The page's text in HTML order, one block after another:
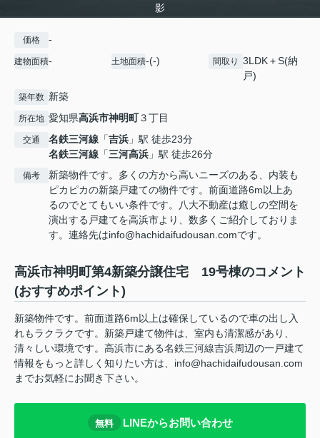
影
価格 -
建物面積- 土地面積-(-) 間取り
3LDK＋S(納
戸)
築年数 新築
所在地 愛知県高浜市神明町３丁目
交通 名鉄三河線 「吉浜 」駅 徒歩23分
名鉄三河線 「三河高浜 」駅 徒歩26分
備考
新築物件です。多くの方から高いニーズのある、内装も
ピカピカの新築戸建ての物件です。前面道路6m以上あ
るのでとてもいい条件です。八大不動産は癒しの空間を
演出する戸建てを高浜市より、数多くご紹介しておりま
す。連絡先はinfo@hachidaifudousan.comです。
高浜市神明町第4新築分譲住宅 19号棟のコメント
(おすすめポイント)
新築物件です。前面道路6m以上は確保しているので車の出し入
れもラクラクです。新築戸建て物件は、室内も清潔感があり、
清々しい環境です。高浜市にある名鉄三河線吉浜周辺の一戸建て
情報をもっと詳しく知りたい方は、info@hachidaifudousan.com
までお気軽にお聞き下さい。
無料 LINEからお問い合わせ